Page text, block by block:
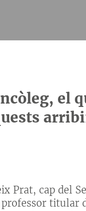
el
Prat, cap del
titular